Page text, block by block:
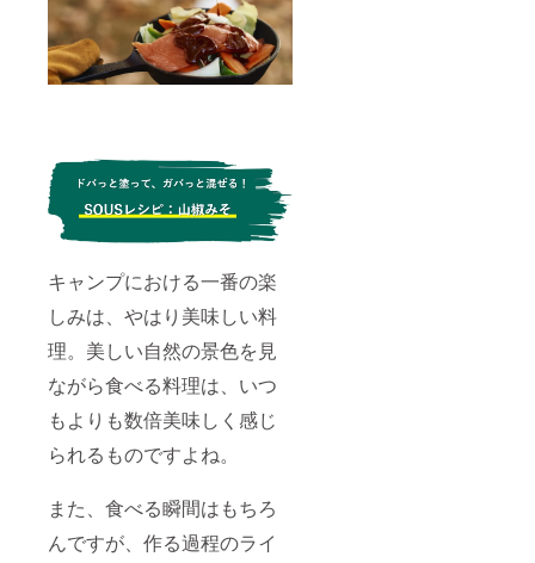
キャンプにおける一番の楽
しみは、やはり美味しい料
理。美しい自然の景色を見
ながら食べる料理は、いつ
もよりも数倍美味しく感じ
られるものですよね。
また、食べる瞬間はもちろ
んですが、作る過程のライ